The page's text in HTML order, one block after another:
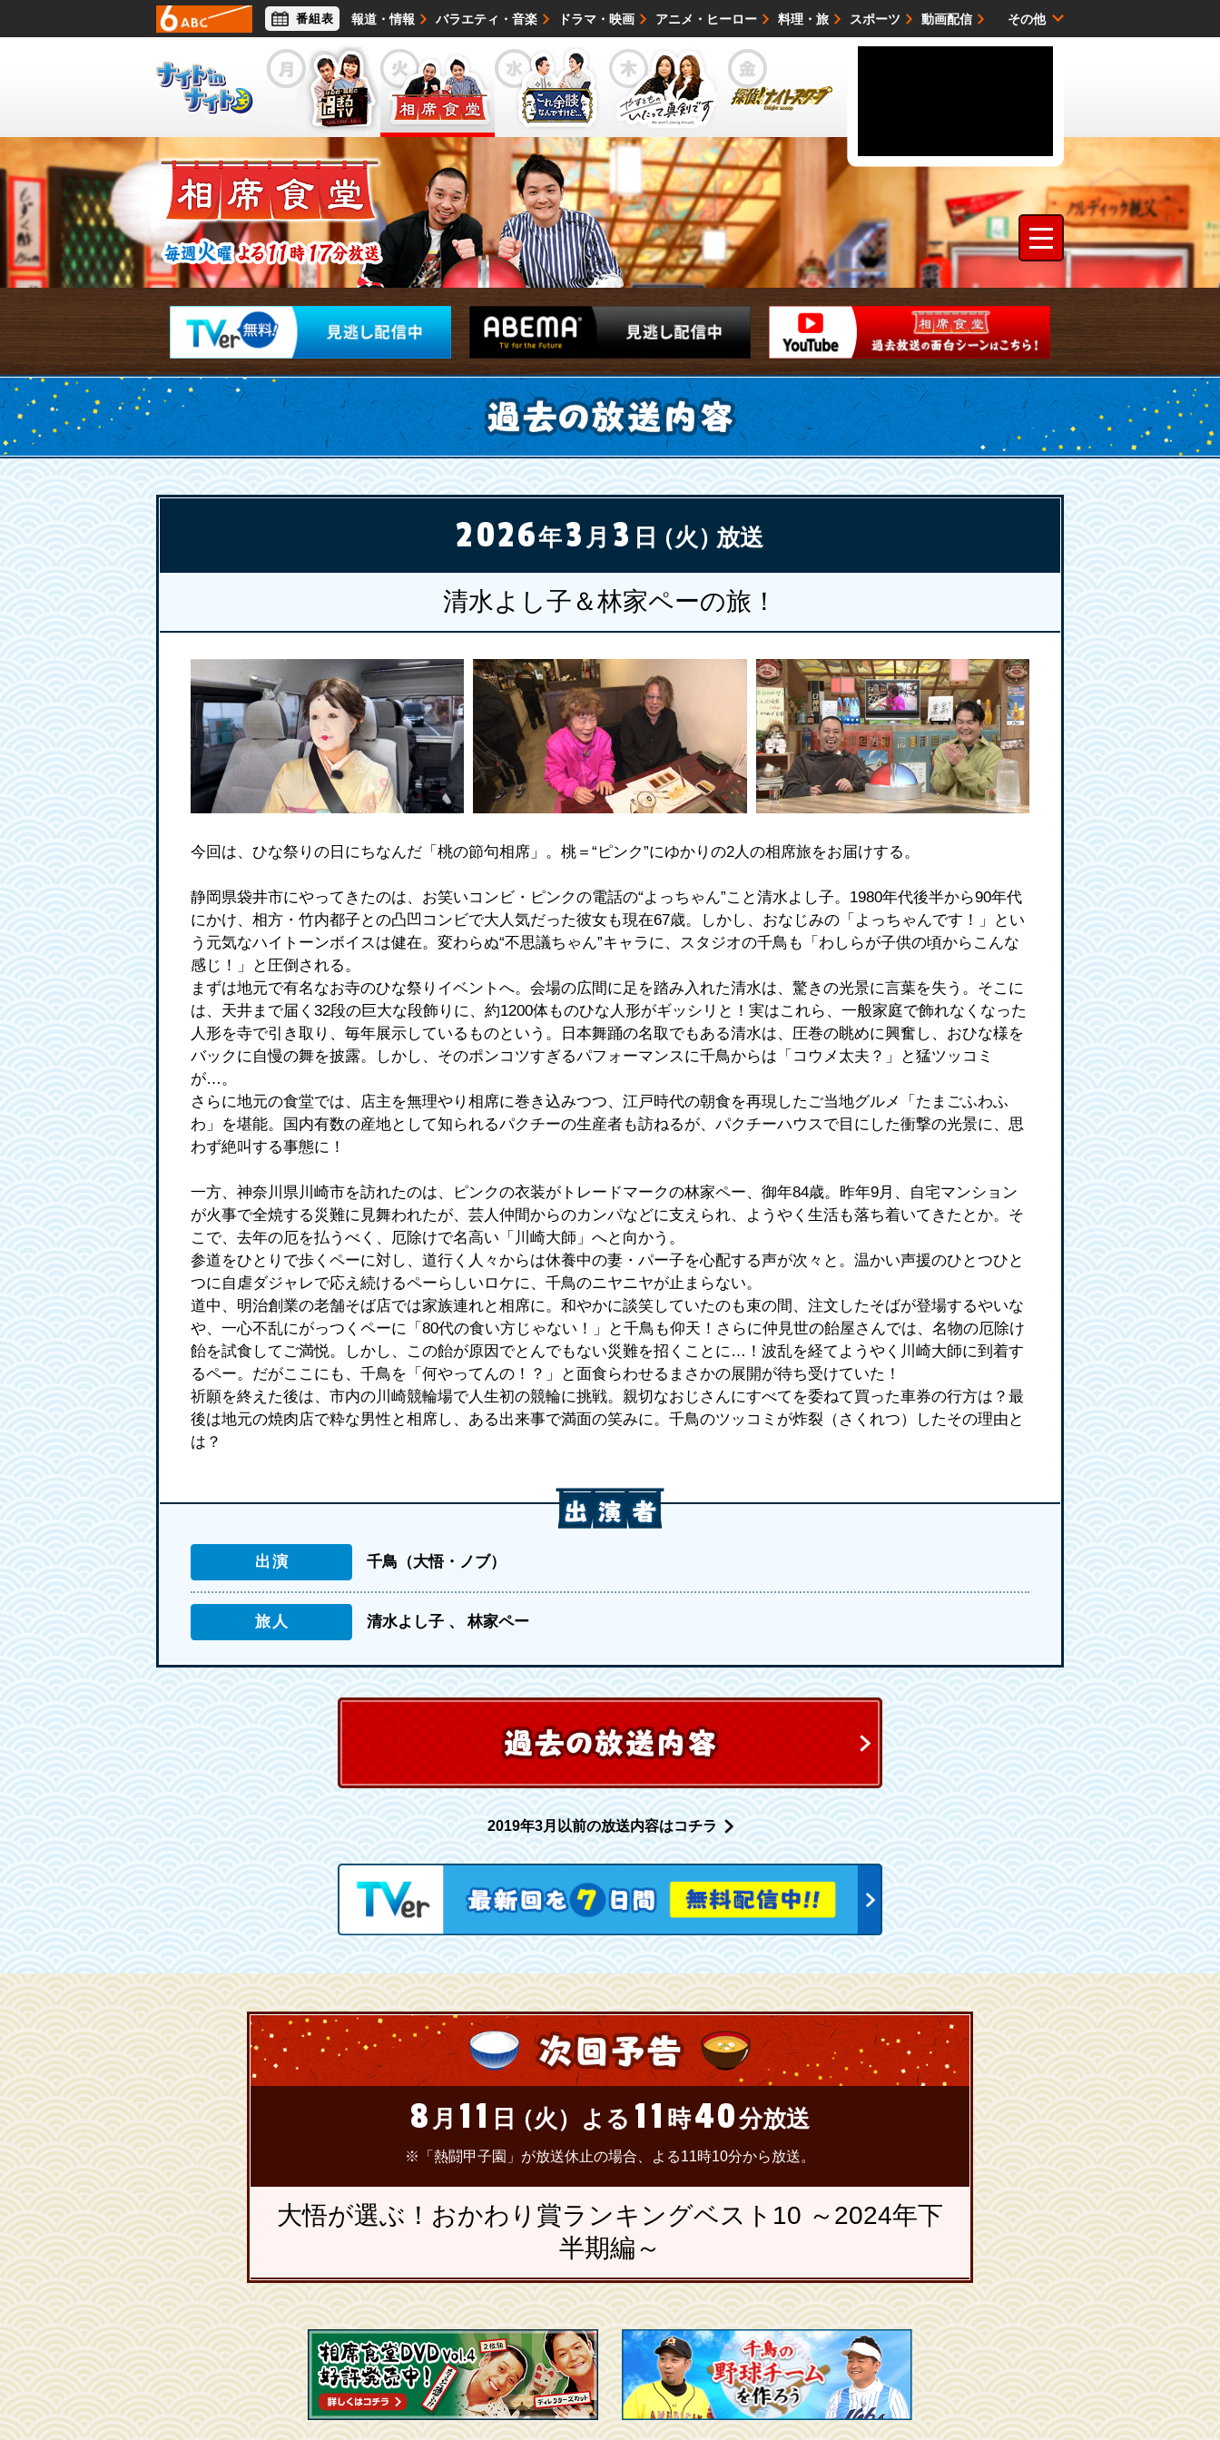
報道・情報 バラエティ・音楽 ドラマ・映画 アニメ・ヒーロー 料理・旅 スポーツ 動画配信
ライフスタイル 映画・試写会 イベント 会社情報
番組表 その他
2026年3月 3 日（火）放送
清水よし子＆林家ペーの旅！
今回は、ひな祭りの日にちなんだ「桃の節句相席」。桃＝“ピンク”にゆかりの2人の相席旅をお届けする。
静岡県袋井市にやってきたのは、お笑いコンビ・ピンクの電話の“よっちゃん”こと清水よし子。1980年代後半から90年代
にかけ、相方・竹内都子との凸凹コンビで大人気だった彼女も現在67歳。しかし、おなじみの「よっちゃんです！」とい
う元気なハイトーンボイスは健在。変わらぬ“不思議ちゃん”キャラに、スタジオの千鳥も「わしらが子供の頃からこんな
感じ！」と圧倒される。
まずは地元で有名なお寺のひな祭りイベントへ。会場の広間に足を踏み入れた清水は、驚きの光景に言葉を失う。そこに
は、天井まで届く32段の巨大な段飾りに、約1200体ものひな人形がギッシリと！実はこれら、一般家庭で飾れなくなった
人形を寺で引き取り、毎年展示しているものという。日本舞踊の名取でもある清水は、圧巻の眺めに興奮し、おひな様を
バックに自慢の舞を披露。しかし、そのポンコツすぎるパフォーマンスに千鳥からは「コウメ太夫？」と猛ツッコミ
が…。
さらに地元の食堂では、店主を無理やり相席に巻き込みつつ、江戸時代の朝食を再現したご当地グルメ「たまごふわふ
わ」を堪能。国内有数の産地として知られるパクチーの生産者も訪ねるが、パクチーハウスで目にした衝撃の光景に、思
わず絶叫する事態に！
一方、神奈川県川崎市を訪れたのは、ピンクの衣装がトレードマークの林家ペー、御年84歳。昨年9月、自宅マンション
が火事で全焼する災難に見舞われたが、芸人仲間からのカンパなどに支えられ、ようやく生活も落ち着いてきたとか。そ
こで、去年の厄を払うべく、厄除けで名高い「川崎大師」へと向かう。
参道をひとりで歩くペーに対し、道行く人々からは休養中の妻・パー子を心配する声が次々と。温かい声援のひとつひと
つに自虐ダジャレで応え続けるペーらしいロケに、千鳥のニヤニヤが止まらない。
道中、明治創業の老舗そば店では家族連れと相席に。和やかに談笑していたのも束の間、注文したそばが登場するやいな
や、一心不乱にがっつくペーに「80代の食い方じゃない！」と千鳥も仰天！さらに仲見世の飴屋さんでは、名物の厄除け
飴を試食してご満悦。しかし、この飴が原因でとんでもない災難を招くことに…！波乱を経てようやく川崎大師に到着す
るペー。だがここにも、千鳥を「何やってんの！？」と面食らわせるまさかの展開が待ち受けていた！
祈願を終えた後は、市内の川崎競輪場で人生初の競輪に挑戦。親切なおじさんにすべてを委ねて買った車券の行方は？最
後は地元の焼肉店で粋な男性と相席し、ある出来事で満面の笑みに。千鳥のツッコミが炸裂（さくれつ）したその理由と
は？
出演 千鳥（大悟・ノブ）
旅人 清水よし子 林家ペー
2019年3月以前の放送内容はコチラ
8 月 11 日（火） よる 11 時40分放送
※「熱闘甲子園」が放送休止の場合、よる11時10分から放送。
大悟が選ぶ！おかわり賞ランキングベスト10 ～2024年下
半期編～